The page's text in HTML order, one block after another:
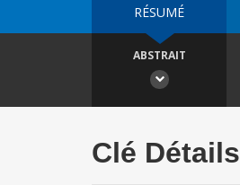
RÉSUMÉ
ABSTRAIT
Clé Détails